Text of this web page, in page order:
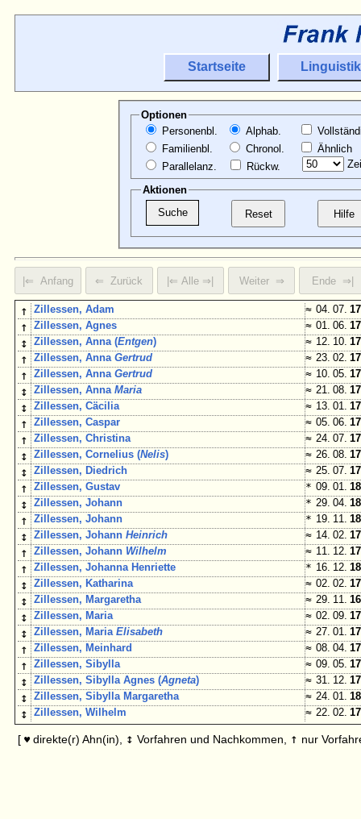
Startseite Linguistik
Optionen
Personenbl.
Familienbl.
Parallelanz.
Alphab.
Chronol.
Rückw.
Ähnlich
Aktionen
↑ Zillessen, Adam ≈ 04. 07.
↑ Zillessen, Agnes ≈ 01. 06.
↕ Zillessen, Anna (Entgen) ≈ 12. 10.
↑ Zillessen, AnnaGertrud ≈ 23. 02.
↑ Zillessen, AnnaGertrud ≈ 10. 05.
↕ Zillessen, AnnaMaria ≈ 21. 08.
↕ Zillessen, Cäcilia ≈ 13. 01.
↑ Zillessen, Caspar ≈ 05. 06.
↑ Zillessen, Christina ≈ 24. 07.
↕ Zillessen, Cornelius (Nelis) ≈ 26. 08.
↕ Zillessen, Diedrich ≈ 25. 07.
↑ Zillessen, Gustav * 09. 01.
↕ Zillessen, Johann * 29. 04.
↑ Zillessen, Johann * 19. 11.
↕ Zillessen, JohannHeinrich ≈ 14. 02.
↑ Zillessen, Johann Wilhelm ≈ 11. 12.
↑ Zillessen, Johanna Henriette * 16. 12.
↕ Zillessen, Katharina ≈ 02. 02.
↕ Zillessen, Margaretha ≈ 29. 11.
↕ Zillessen, Maria ≈ 02. 09.
↕ Zillessen, MariaElisabeth ≈ 27. 01.
↑ Zillessen, Meinhard ≈ 08. 04.
↑ Zillessen, Sibylla ≈ 09. 05.
↕ Zillessen, Sibylla Agnes (Agneta) ≈ 31. 12.
↕ Zillessen, Sibylla Margaretha ≈ 24. 01.
↕ Zillessen, Wilhelm ≈ 22. 02.
[ ♥ direkte(r) Ahn(in), ↕ Vorfahren und Nachkommen, ↑ nur